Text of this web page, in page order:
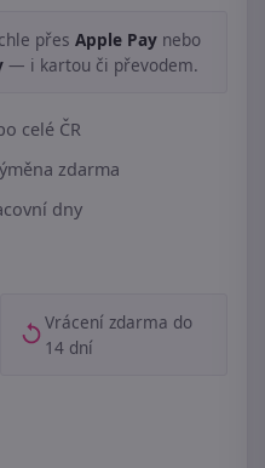
přes Apple Pay nebo
— i kartou či převodem.
celé ČR
zdarma
dny
Vrácení zdarma do
14 dní